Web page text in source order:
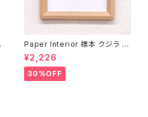
Paper Interior 標本 クジラ s
pecimen whale
¥2,226
30%OFF